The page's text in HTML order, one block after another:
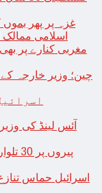
اسلامی
چین؛ وزیر خارجہ
آئس لینڈ کی
پیروں پر 30 تلواریں متوازن رکھنے کا عالمی ریکارڈ قائم
اسرائیل حماس